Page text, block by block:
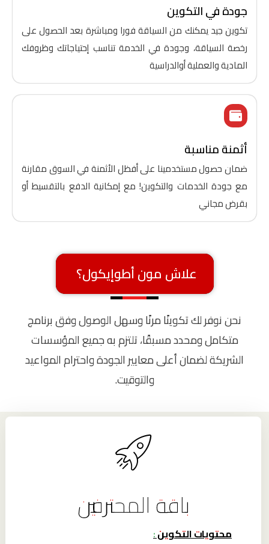
جودة في التكوين
تكوين جيد يمكنك من السياقة فورا ومباشرة بعد الحصول على
رخصة السياقة، وجودة في الخدمة تناسب إحتياجاتك وظروفك
المادية والعملية أوالدراسية
أثمنة مناسبة
ضمان حصول مستخدمينا على أفظل الأثمنة في السوق مقارنة
مع جودة الخدمات والتكوين! مع إمكانية الدفع بالتقسيط أو
بقرض مجاني
علاش مون أطوإيكول؟
نحن نوفر لك تكوينًا مرنًا وسهل الوصول وفق برنامج
متكامل ومحدد مسبقًا، تلتزم به جميع المؤسسات
الشريكة لضمان أعلى معايير الجودة واحترام المواعيد
والتوقيت.
باقة المحترفين
محتويات التكوين :